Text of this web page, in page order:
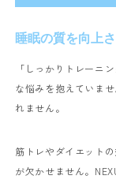
睡眠の質を向上
「しっかりトレーニ
な悩みを抱えていま
れません。
筋トレやダイエット
が欠かせません。